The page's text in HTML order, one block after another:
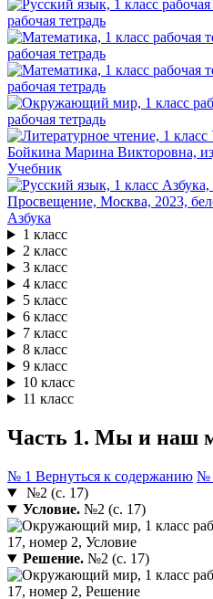
рабочая тетрадь
рабочая тетрадь
рабочая тетрадь
рабочая тетрадь
Учебник
Азбука
1 класс
2 класс
3 класс
4 класс
5 класс
6 класс
7 класс
8 класс
9 класс
10 класс
11 класс
Часть 1. Мы и наш
№ 1 Вернуться к содержанию №
№2 (с. 17)
Условие.№2 (с. 17)
Решение.№2 (с. 17)